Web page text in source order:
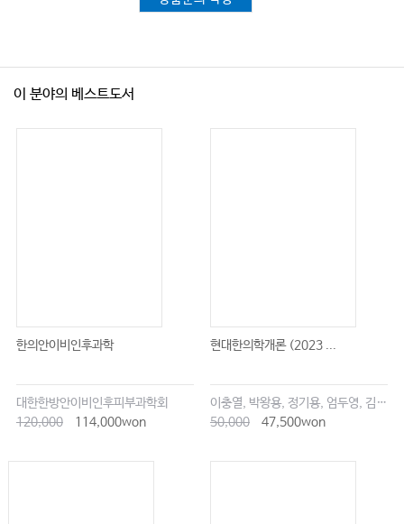
이 분야의 베스트도서
한의안이비인후과학
대한한방안이비인후피부과학회
120,000
114,000won
현대한의학개론 (2023 ...
이충열, 박왕용, 정기용, 엄두영, 김창업
50,000
47,500won